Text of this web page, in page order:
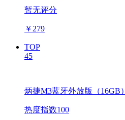
暂无评分
￥ 279
TOP
45
炳捷M3蓝牙外放版（16GB）
热度指数100